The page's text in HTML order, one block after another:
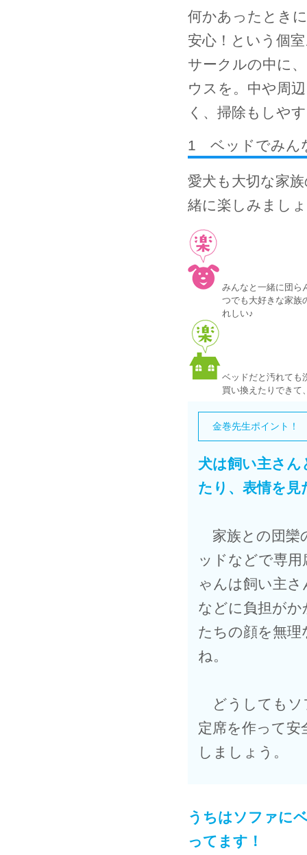
何かあったとき
安心！という個
サークルの中に
ウスを。中や周
く、掃除もしや
1 ベッドでみん
愛犬も大切な家
緒に楽しみまし
みんなと一緒に団ら
つでも大好きな家族
れしい♪
ベッドだと汚れても
買い換えたりできて
金巻先生ポイント！
犬は飼い主さ
たり、表情を見
家族との団欒
ッドなどで専
ゃんは飼い主
などに負担が
たちの顔を無
ね。
どうしてもソ
定席を作って
しましょう。
うちはソファに
ってます！